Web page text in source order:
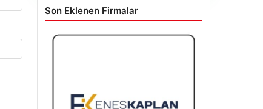
Son Eklenen Firmalar